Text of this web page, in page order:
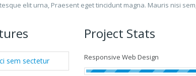
elit urna, Praesent eget tincidunt magna. Mauris nisi
sem sectetur
Project Stats
Responsive Web Design